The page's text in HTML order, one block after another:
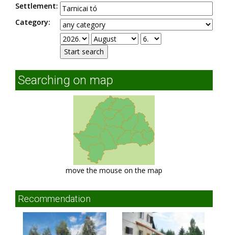
Settlement:
Category:
Searching on map
move the mouse on the map
Recommendation